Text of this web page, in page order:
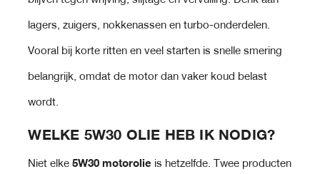
lagers, zuigers, nokkenassen en turbo-onderdelen.
Vooral bij korte ritten en veel starten is snelle smering
belangrijk, omdat de motor dan vaker koud belast
wordt.
WELKE 5W30 OLIE HEB IK NODIG?
Niet elke5W30 motorolie is hetzelfde. Twee producten